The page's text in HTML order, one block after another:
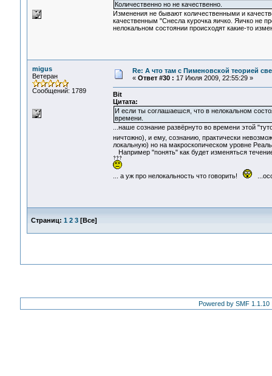
Количественно но не качественно.
Изменения не бывают количественными и
качественным "Снесла курочка яичко. Яичко не
нелокальном состоянии происходят какие-то
migus
Ветеран
Сообщений: 1789
Re: А что там с Пименовской теорией
« Ответ #30 : 17 Июля 2009, 22:55:29 »
Bit
Цитата:
И если ты соглашаешся, что в нелокальном
времени.
...наше сознание развёрнуто во времени этой
ничтожно), и ему, сознанию, практически
локальную) но на макроскопическом уровне
Например "понять" как будет изменяться
... а уж про нелокальность что говорить!
Страниц: 1 2 3[Все]
Powered by SMF 1.1.10